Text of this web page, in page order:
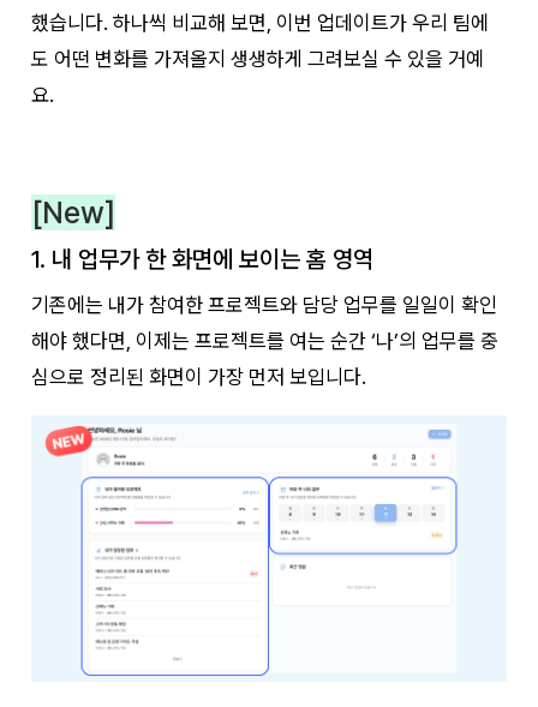
했습니다. 하나씩 비교해 보면, 이번 업데이트가 우리 팀에
도 어떤 변화를 가져올지 생생하게 그려보실 수 있을 거예
요.
[New]
1. 내 업무가 한 화면에 보이는 홈 영역
기존에는 내가 참여한 프로젝트와 담당 업무를 일일이 확인
해야 했다면, 이제는 프로젝트를 여는 순간 ‘나’의 업무를 중
심으로 정리된 화면이 가장 먼저 보입니다.